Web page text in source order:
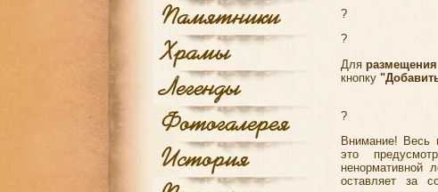
?
?
Для
кнопку
?
Внимание! Весь
это
ненормативной
оставляет за